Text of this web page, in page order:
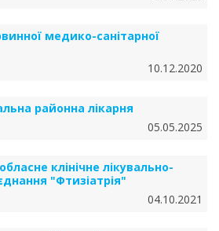
медико-санітарної
10.12.2020
районна лікарня
05.05.2025
клінічне лікувально-
"Фтизіатрія"
04.10.2021